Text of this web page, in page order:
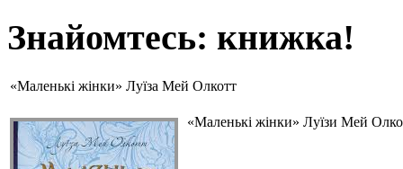
Знайомтесь: книжка!
«Маленькі жінки» Луїза Мей Олкотт
«Маленькі жінки» Луїзи Мей